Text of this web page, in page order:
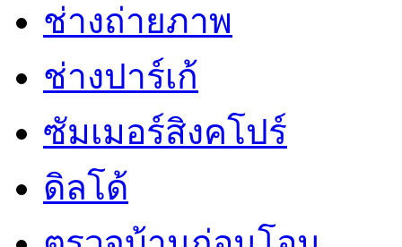
ช่างถ่ายภาพ
ช่างปาร์เก้
ซัมเมอร์สิงคโปร์
ดิลโด้